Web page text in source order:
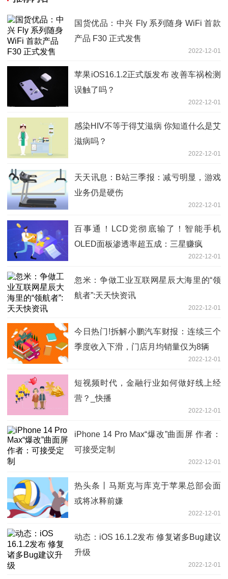
国货优品：中兴 Fly 系列随身 WiFi 首款
产品 F30 正式发售
2022-12-01
苹果iOS16.1.2正式版发布 改善车祸检测
误触了吗？
2022-12-01
感染HIV不等于得艾滋病 你知道什么是艾
滋病吗？
2022-12-01
天天讯息：B站三季报：减亏明显，游戏
业务仍是硬伤
2022-12-01
百事通！LCD党彻底输了！智能手机
OLED面板渗透率超五成：三星赚疯
2022-12-01
忽米：争做工业互联网星辰大海里的“领
航者”:天天快资讯
2022-12-01
今日热门!拆解小鹏汽车财报：连续三个
季度收入下滑，门店月均销量仅为8辆
2022-12-01
短视频时代，金融行业如何做好线上经
营？_快播
2022-12-01
iPhone 14 Pro Max“爆改”曲面屏 作者：
可接受定制
2022-12-01
热头条丨马斯克与库克于苹果总部会面
或将冰释前嫌
2022-12-01
动态：iOS 16.1.2发布 修复诸多Bug建议
升级
2022-12-01